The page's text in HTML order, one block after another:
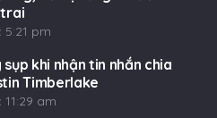
pm
khi nhận tin nhắn chia
Timberlake
am